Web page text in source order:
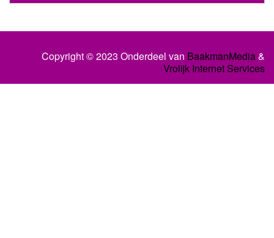
Copyright © 2023 Onderdeel van BaakmanMedia&
Vrolijk Internet Services